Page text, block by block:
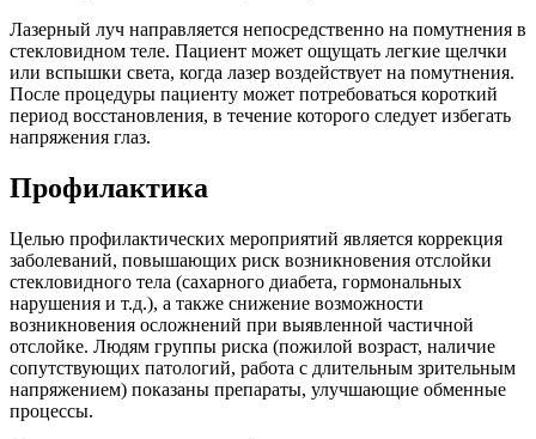
Лазерный луч направляется непосредственно на помутнения в
стекловидном теле. Пациент может ощущать легкие щелчки
или вспышки света, когда лазер воздействует на помутнения.
После процедуры пациенту может потребоваться короткий
период восстановления, в течение которого следует избегать
напряжения глаз.
Профилактика
Целью профилактических мероприятий является коррекция
заболеваний, повышающих риск возникновения отслойки
стекловидного тела (сахарного диабета, гормональных
нарушения и т.д.), а также снижение возможности
возникновения осложнений при выявленной частичной
отслойке. Людям группы риска (пожилой возраст, наличие
сопутствующих патологий, работа с длительным зрительным
напряжением) показаны препараты, улучшающие обменные
процессы.